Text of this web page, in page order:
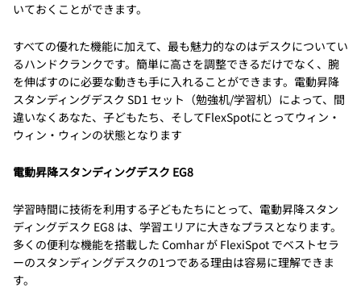
いておくことができます。
すべての優れた機能に加えて、最も魅力的なのはデスクについてい
るハンドクランクです。簡単に高さを調整できるだけでなく、腕
を伸ばすのに必要な動きも手に入れることができます。電動昇降
スタンディングデスク SD1 セット（勉強机/学習机）によって、間
違いなくあなた、子どもたち、そしてFlexSpotにとってウィン・
ウィン・ウィンの状態となります
電動昇降スタンディングデスク EG8
学習時間に技術を利用する子どもたちにとって、電動昇降スタン
ディングデスク EG8 は、学習エリアに大きなプラスとなります。
多くの便利な機能を搭載した Comhar が FlexiSpot でベストセラ
ーのスタンディングデスクの1つである理由は容易に理解できま
す。